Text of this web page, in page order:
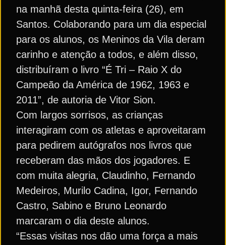
na manhã desta quinta-feira (26), em
Santos. Colaborando para um dia especial
para os alunos, os Meninos da Vila deram
carinho e atenção a todos, e além disso,
distribuíram o livro “É Tri – Raio X do
Campeão da América de 1962, 1963 e
2011”, de autoria de Vitor Sion.
Com largos sorrisos, as crianças
interagiram com os atletas e aproveitaram
para pedirem autógrafos nos livros que
receberam das mãos dos jogadores. E
com muita alegria, Claudinho, Fernando
Medeiros, Murilo Cadina, Igor, Fernando
Castro, Sabino e Bruno Leonardo
marcaram o dia deste alunos.
“Essas visitas nos dão uma força a mais